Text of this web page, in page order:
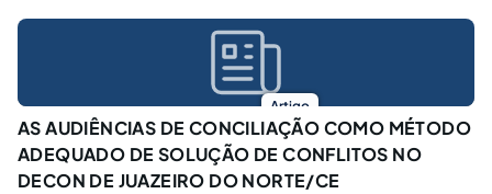
Artigo
AS AUDIÊNCIAS DE CONCILIAÇÃO COMO MÉTODO
ADEQUADO DE SOLUÇÃO DE CONFLITOS NO
DECON DE JUAZEIRO DO NORTE/CE